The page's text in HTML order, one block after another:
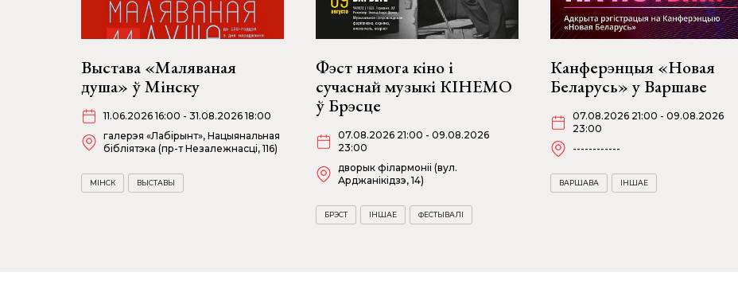
Выстава «Маляваная
душа» ў Мінску
11.06.2026 16:00 - 31.08.2026 18:00
галерэя «Лабірынт», Нацыянальная
бібліятэка (пр-т Незалежнасці, 116)
МІНСК ВЫСТАВЫ
Фэст нямога кіно і
сучаснай музыкі КІНЕМО
ў Брэсце
07.08.2026 21:00 - 09.08.2026
23:00
дворык філармоніі (вул.
Арджанікідзэ, 14)
БРЭСТ ІНШАЕ ФЕСТЫВАЛІ
Канферэнцыя «Новая
Беларусь» у Варшаве
07.08.2026 21:00 - 09.08.2026
23:00
------------
ВАРШАВА ІНШАЕ